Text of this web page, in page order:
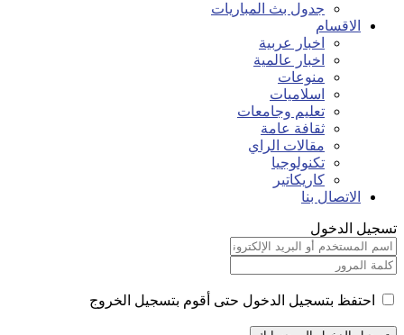
جدول بث المباريات
الاقسام
اخبار عربية
اخبار عالمية
منوعات
اسلاميات
تعليم وجامعات
ثقافة عامة
مقالات الراي
تكنولوجيا
كاريكاتير
الاتصال بنا
تسجيل الدخول
احتفظ بتسجيل الدخول حتى أقوم بتسجيل الخروج